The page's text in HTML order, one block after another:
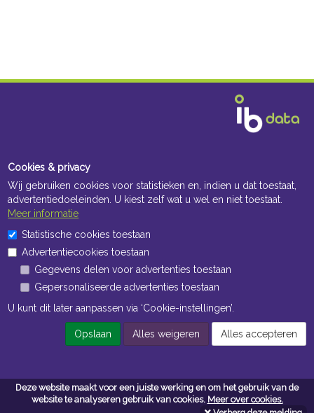
Deze website maakt voor een juiste werking en om het gebruik van de
website te analyseren gebruik van cookies. Meer over cookies.
Openingstijden Kantoor
ma t/m vr 8:30 uur tot 17:00 uur
Openingstijden Magazijn
ma t/m vr 7:00 uur tot 16:30 uur
Algemene voorwaarden
Cookies & privacy
Wij gebruiken cookies voor statistieken en, indien u dat toestaat,
advertentiedoeleinden. U kiest zelf wat u wel en niet toestaat.
Meer informatie
Statistische cookies toestaan
Advertentiecookies toestaan
Gegevens delen voor advertenties toestaan
Gepersonaliseerde advertenties toestaan
U kunt dit later aanpassen via ‘Cookie-instellingen’.
Opslaan Alles weigeren Alles accepteren